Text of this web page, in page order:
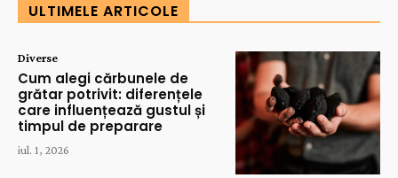
ULTIMELE ARTICOLE
Diverse
Cum alegi cărbunele de
grătar potrivit: diferențele
care influențează gustul și
timpul de preparare
iul. 1, 2026